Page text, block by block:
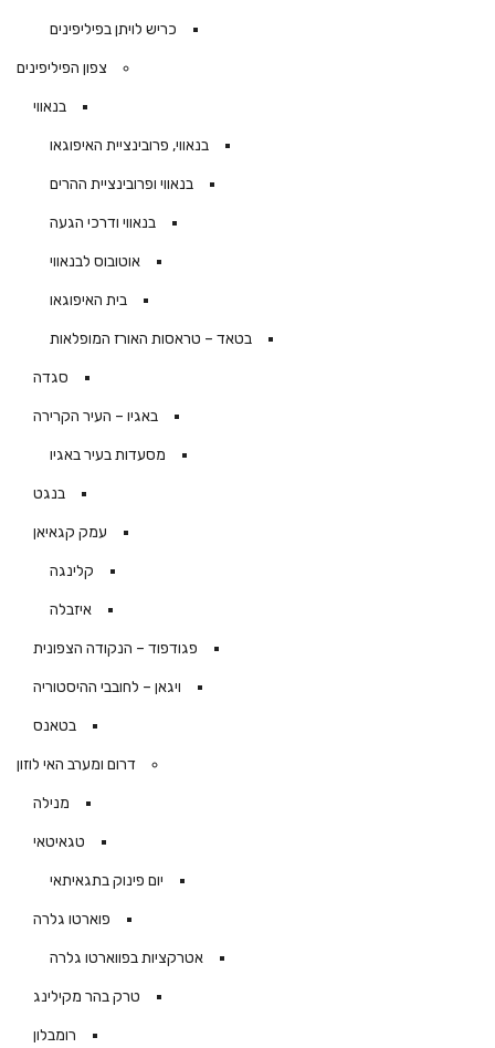
כריש לויתן בפיליפינים
צפון הפיליפינים
בנאווי
בנאווי, פרובינציית האיפוגאו
בנאווי ופרובינציית ההרים
בנאווי ודרכי הגעה
אוטובוס לבנאווי
בית האיפוגאו
בטאד – טראסות האורז המופלאות
סגדה
באגיו – העיר הקרירה
מסעדות בעיר באגיו
בנגט
עמק קגאיאן
קלינגה
איזבלה
פגודפוד – הנקודה הצפונית
ויגאן – לחובבי ההיסטוריה
בטאנס
דרום ומערב האי לוזון
מנילה
טגאיטאי
יום פינוק בתגאיתאי
פוארטו גלרה
אטרקציות בפווארטו גלרה
טרק בהר מקילינג
רומבלון